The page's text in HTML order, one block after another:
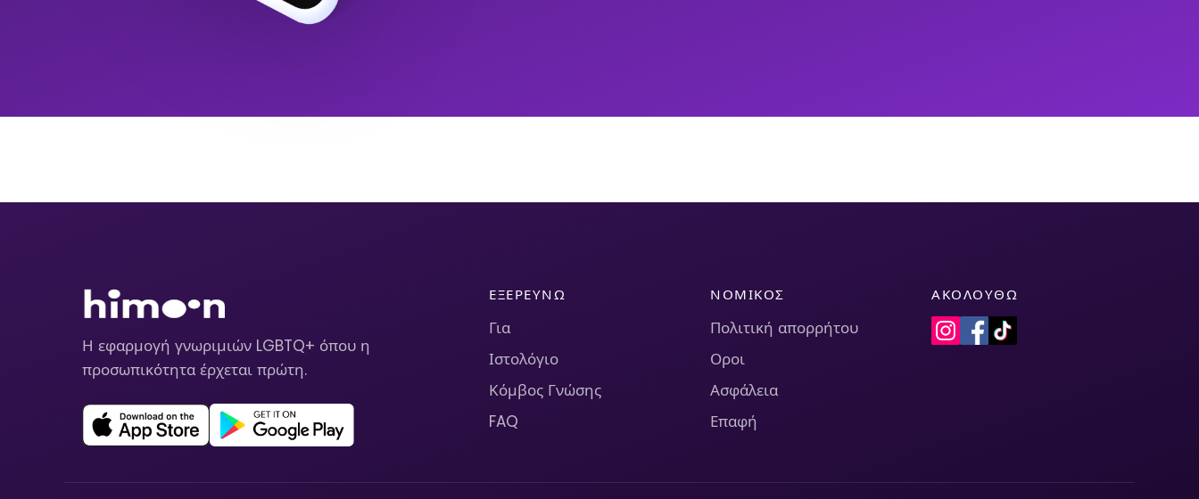
Η εφαρμογή γνωριμιών LGBTQ+ όπου η
προσωπικότητα έρχεται πρώτη.
ΕΞΕΡΕΥΝΏ
Για
Ιστολόγιο
Κόμβος Γνώσης
FAQ
ΝΟΜΙΚΌΣ
Πολιτική απορρήτου
Οροι
Ασφάλεια
Επαφή
ΑΚΟΛΟΥΘΏ